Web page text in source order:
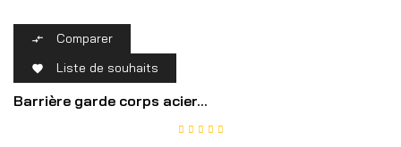
 Comparer
 Liste de souhaits
Barrière garde corps acier...